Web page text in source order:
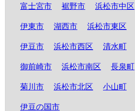
富士宮市 裾野市 浜松市中区
伊東市 湖西市 浜松市東区
伊豆市 浜松市西区 清水町
御前崎市 浜松市南区 長泉町
菊川市 浜松市北区 小山町
伊豆の国市